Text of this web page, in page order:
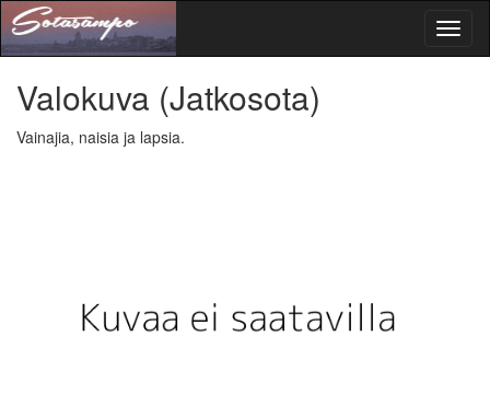
Valokuva (Jatkosota)
Vainajia, naisia ja lapsia.